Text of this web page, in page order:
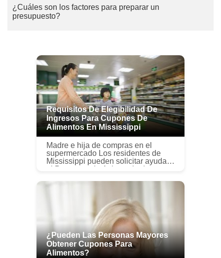
¿Cuáles son los factores para preparar un
presupuesto?
Requisitos De Elegibilidad De
Ingresos Para Cupones De
Alimentos En Mississippi
Madre e hija de compras en el
supermercado Los residentes de
Mississippi pueden solicitar ayuda
al Programa de Asistencia de
para comprar alimentos. SNAP es
¿Pueden Las Personas Mayores
Obtener Cupones Para
Alimentos?